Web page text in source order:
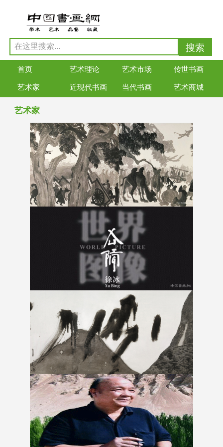
首页 艺术理论 艺术市场 传世书画
艺术家 近现代书画 当代书画 艺术商城
艺术家